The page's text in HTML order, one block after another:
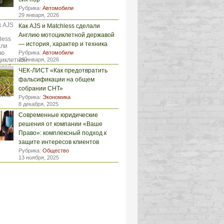
Рубрика: Автомобили
29 января, 2026
Как AJS и Matchless сделали
Англию мотоциклетной державой
— история, характер и техника
Рубрика: Автомобили
29 января, 2026
ЧЕК-ЛИСТ «Как предотвратить
фальсификации на общем
собрании СНТ»
Рубрика: Экономика
8 декабря, 2025
Современные юридические
решения от компании «Ваше
Право»: комплексный подход к
защите интересов клиентов
Рубрика: Общество
13 ноября, 2025